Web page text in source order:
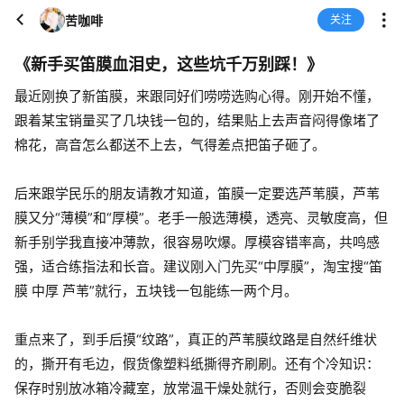
苦咖啡 关注
《新手买笛膜血泪史，这些坑千万别踩！》
最近刚换了新笛膜，来跟同好们唠唠选购心得。刚开始不懂，
跟着某宝销量买了几块钱一包的，结果贴上去声音闷得像堵了
棉花，高音怎么都送不上去，气得差点把笛子砸了。
后来跟学民乐的朋友请教才知道，笛膜一定要选芦苇膜，芦苇
膜又分“薄模”和“厚模”。老手一般选薄模，透亮、灵敏度高，但
新手别学我直接冲薄款，很容易吹爆。厚模容错率高，共鸣感
强，适合练指法和长音。建议刚入门先买“中厚膜”，淘宝搜“笛
膜 中厚 芦苇”就行，五块钱一包能练一两个月。
重点来了，到手后摸“纹路”，真正的芦苇膜纹路是自然纤维状
的，撕开有毛边，假货像塑料纸撕得齐刷刷。还有个冷知识：
保存时别放冰箱冷藏室，放常温干燥处就行，否则会变脆裂